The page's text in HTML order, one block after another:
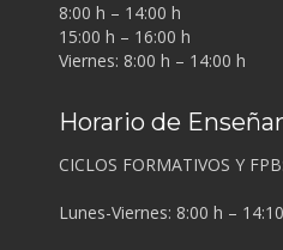
8:00 h – 14:00 h
15:00 h – 16:00 h
Viernes: 8:00 h – 14:00 h
Horario de
CICLOS FORMATIVOS Y FPB:
Lunes-Viernes: 8:00 h –